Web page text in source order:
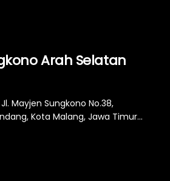
Arah Selatan
Mayjen Sungkono No.38,
Kota Malang, Jawa Timur...